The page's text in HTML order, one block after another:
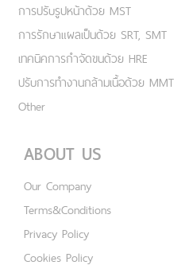
การปรับรูปหน้าด้วย MST
การรักษาแผลเป็นด้วย SRT, SMT
เทคนิคการกำจัดขนด้วย HRE
ปรับการทำงานกล้ามเนื้อด้วย MMT
Other
ABOUT US
Our Company
Terms&Conditions
Privacy Policy
Cookies Policy